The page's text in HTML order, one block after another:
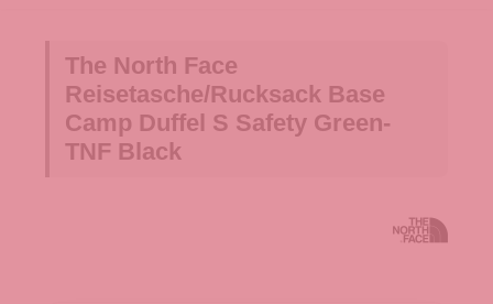
The North Face
Reisetasche/Rucksack Base
Camp Duffel S Safety Green-
TNF Black